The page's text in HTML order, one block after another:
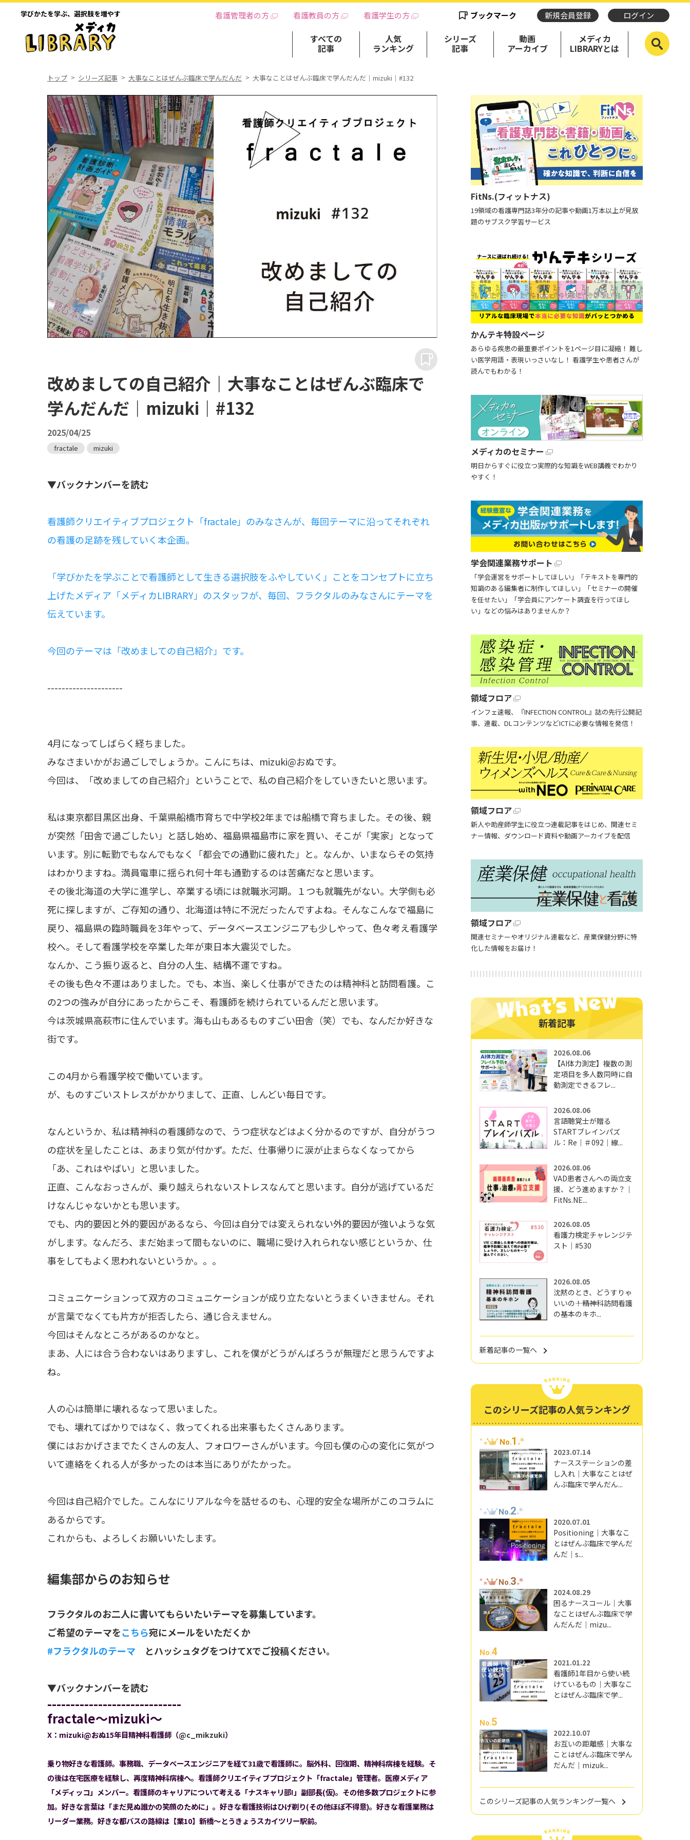
学びかたを学ぶ、 選択肢を増やす 看護管理者の方 看護教員の方 看護学生の方 ブックマーク 新規会員登録 ログイン
すべての
記事
人気
ランキング
シリーズ
記事
動画
アーカイブ
メディカ
LIBRARYとは
トップ シリーズ記事 大事なことはぜんぶ臨床で学んだんだ 大事なことはぜんぶ臨床で学んだんだ｜mizuki｜#132
改めましての自己紹介｜大事なことはぜんぶ臨床で
学んだんだ｜mizuki｜#132
2025/04/25
fractale mizuki
▼バックナンバーを読む
看護師クリエイティブプロジェクト「fractale」のみなさんが、毎回テーマに沿ってそれぞれ
の看護の足跡を残していく本企画。
「学びかたを学ぶことで看護師として生きる選択肢をふやしていく」ことをコンセプトに立ち
上げたメディア「メディカLIBRARY」のスタッフが、毎回、フラクタルのみなさんにテーマを
伝えています。
今回のテーマは「改めましての自己紹介」です。
---------------------
4月になってしばらく経ちました。
みなさまいかがお過ごしでしょうか。こんにちは、mizuki@おぬです。
今回は、「改めましての自己紹介」ということで、私の自己紹介をしていきたいと思います。
私は東京都目黒区出身、千葉県船橋市育ちで中学校2年までは船橋で育ちました。その後、親
が突然「田舎で過ごしたい」と話し始め、福島県福島市に家を買い、そこが「実家」となって
います。別に転勤でもなんでもなく「都会での通勤に疲れた」と。なんか、いまならその気持
はわかりますね。満員電車に揺られ何十年も通勤するのは苦痛だなと思います。
その後北海道の大学に進学し、卒業する頃には就職氷河期。１つも就職先がない。大学側も必
死に探しますが、ご存知の通り、北海道は特に不況だったんですよね。そんなこんなで福島に
戻り、福島県の臨時職員を3年やって、データベースエンジニアも少しやって、色々考え看護学
校へ。そして看護学校を卒業した年が東日本大震災でした。
なんか、こう振り返ると、自分の人生、結構不運ですね。
その後も色々不運はありました。でも、本当、楽しく仕事ができたのは精神科と訪問看護。こ
の2つの強みが自分にあったからこそ、看護師を続けられているんだと思います。
今は茨城県高萩市に住んでいます。海も山もあるものすごい田舎（笑）でも、なんだか好きな
街です。
この4月から看護学校で働いています。
が、ものすごいストレスがかかりまして、正直、しんどい毎日です。
なんというか、私は精神科の看護師なので、うつ症状などはよく分かるのですが、自分がうつ
の症状を呈したことは、あまり気が付かず。ただ、仕事帰りに涙が止まらなくなってから
「あ、これはやばい」と思いました。
正直、こんなおっさんが、乗り越えられないストレスなんてと思います。自分が逃げているだ
けなんじゃないかとも思います。
でも、内的要因と外的要因があるなら、今回は自分では変えられない外的要因が強いような気
がします。なんだろ、まだ始まって間もないのに、職場に受け入れられない感じというか、仕
事をしてもよく思われないというか。。。
コミュニケーションって双方のコミュニケーションが成り立たないとうまくいきません。それ
が言葉でなくても片方が拒否したら、通じ合えません。
今回はそんなところがあるのかなと。
まあ、人には合う合わないはありますし、これを僕がどうがんばろうが無理だと思うんですよ
ね。
人の心は簡単に壊れるなって思いました。
でも、壊れてばかりではなく、救ってくれる出来事もたくさんあります。
僕にはおかげさまでたくさんの友人、フォロワーさんがいます。今回も僕の心の変化に気がつ
いて連絡をくれる人が多かったのは本当にありがたかった。
今回は自己紹介でした。こんなにリアルな今を話せるのも、心理的安全な場所がこのコラムに
あるからです。
これからも、よろしくお願いいたします。
編集部からのお知らせ
フラクタルのお二人に書いてもらいたいテーマを募集しています。
ご希望のテーマをこちら宛にメールをいただくか
#フラクタルのテーマ とハッシュタグをつけてXでご投稿ください。
▼バックナンバーを読む
-----------------------------
fractale～mizuki～
X：mizuki@おぬ15年目精神科看護師（@c_mikzuki）
乗り物好きな看護師。事務職、データベースエンジニアを経て31歳で看護師に。脳外科、回復期、精神科病棟を経験。そ
の後は在宅医療を経験し、再度精神科病棟へ。看護師クリエイティブプロジェクト「fractale」管理者。医療メディア
「メディッコ」メンバー。看護師のキャリアについて考える「ナスキャリ部!」副部長(仮)。その他多数プロジェクトに参
加。好きな言葉は「まだ見ぬ誰かの笑顔のために」。好きな看護技術はひげ剃り(その他ほぼ不得意)。好きな看護業務は
リーダー業務。好きな都バスの路線は【業10】新橋～とうきょうスカイツリー駅前。
FitNs.(フィットナス)
19領域の看護専門誌3年分の記事や動画1万本以上が見放
題のサブスク学習サービス
かんテキ特設ページ
あらゆる疾患の最重要ポイントを1ページ目に凝縮！ 難し
い医学用語・表現いっさいなし！ 看護学生や患者さんが
読んでもわかる！
メディカのセミナー
明日からすぐに役立つ実際的な知識をWEB講義でわかり
やすく！
学会関連業務サポート
「学会運営をサポートしてほしい」「テキストを専門的
知識のある編集者に制作してほしい」「セミナーの開催
を任せたい」「学会員にアンケート調査を行ってほし
い」などの悩みはありませんか？
領域フロア
インフェ速報、『INFECTION CONTROL』誌の先行公開記
事、連載、DLコンテンツなどICTに必要な情報を発信！
領域フロア
新人や助産師学生に役立つ連載記事をはじめ、関連セミ
ナー情報、ダウンロード資料や動画アーカイブを配信
領域フロア
関連セミナーやオリジナル連載など、産業保健分野に特
化した情報をお届け！
新着記事
2026.08.06
【AI体力測定】複数の測
定項目を多人数同時に自
動測定できるフレ...
2026.08.06
言語聴覚士が贈る
STARTブレインパズ
ル：Re｜＃092｜線...
2026.08.06
VAD患者さんへの両立支
援、どう進めますか？｜
FitNs.NE...
2026.08.05
看護力検定チャレンジテ
スト｜#530
2026.08.05
沈黙のとき、どうすりゃ
いいの―――！精神科訪問看護
の基本のキホ...
新着記事の一覧へ
このシリーズ記事の人気ランキング
No.1
2023.07.14
ナースステーションの差
し入れ｜大事なことはぜ
んぶ臨床で学んだん...
No.2
2020.07.01
Positioning｜大事なこ
とはぜんぶ臨床で学んだ
んだ｜s...
No.3
2024.08.29
困るナースコール｜大事
なことはぜんぶ臨床で学
んだんだ｜mizu...
No.4
2021.01.22
看護師1年目から使い続
けているもの｜大事なこ
とはぜんぶ臨床で学...
No.5
2022.10.07
お互いの距離感｜大事な
ことはぜんぶ臨床で学ん
だんだ｜mizuk...
このシリーズ記事の人気ランキング一覧へ